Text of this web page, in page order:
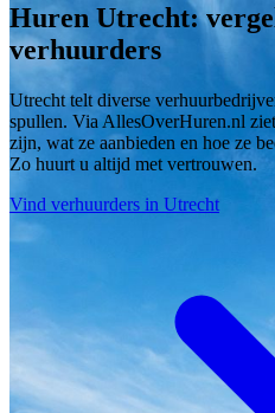
Huren Utrecht:
verhuurders
Utrecht telt diverse
spullen. Via AllesOverHuren.nl
zijn, wat ze aanbieden en hoe ze
Zo huurt u altijd met vertrouwen.
Vind verhuurders in Utrecht